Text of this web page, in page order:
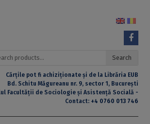
Search
Cărțile pot fi achiziționate și de la Librăria EUB
Bd. Schitu Măgureanu nr. 9, sector 1, București
Facultății de Sociologie și Asistență Socială -
Contact: +4 0760 013 746